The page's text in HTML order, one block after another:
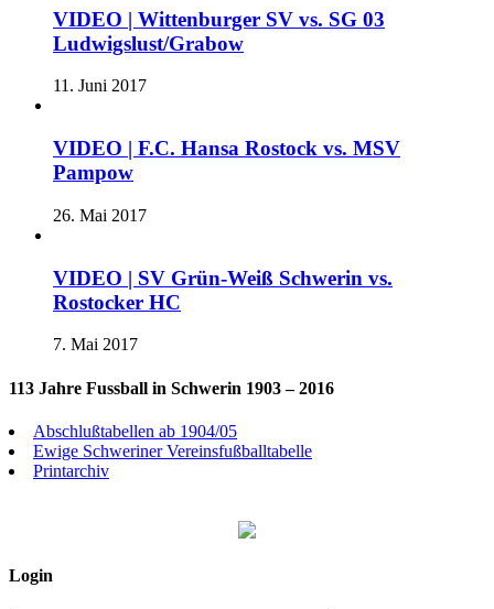
VIDEO | Wittenburger SV vs. SG 03
Ludwigslust/Grabow
11. Juni 2017
VIDEO | F.C. Hansa Rostock vs. MSV
Pampow
26. Mai 2017
VIDEO | SV Grün-Weiß Schwerin vs.
Rostocker HC
7. Mai 2017
113 Jahre Fussball in Schwerin 1903 – 2016
Abschlußtabellen ab 1904/05
Ewige Schweriner Vereinsfußballtabelle
Printarchiv
Login